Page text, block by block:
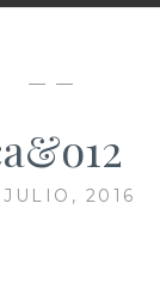
— —
2016